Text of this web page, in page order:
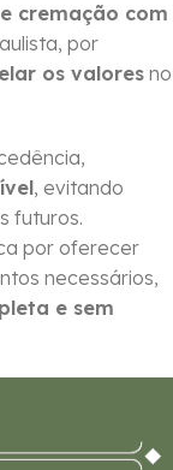
cremação com
por
os valores no
, evitando
futuros.
por oferecer
necessários,
e sem